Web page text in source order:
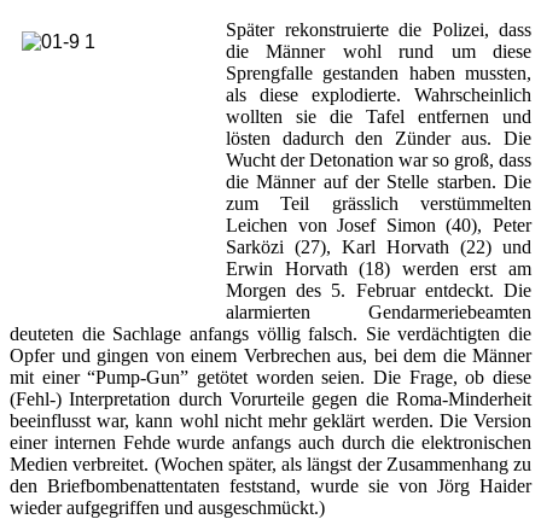
Später rekonstruierte die Polizei, dass
die Männer wohl rund um diese
Sprengfalle gestanden haben mussten,
als diese explodierte. Wahrscheinlich
wollten sie die Tafel entfernen und
lösten dadurch den Zünder aus. Die
Wucht der Detonation war so groß, dass
die Männer auf der Stelle starben. Die
zum Teil grässlich verstümmelten
Leichen von Josef Simon (40), Peter
Sarközi (27), Karl Horvath (22) und
Erwin Horvath (18) werden erst am
Morgen des 5. Februar entdeckt. Die
alarmierten Gendarmeriebeamten
deuteten die Sachlage anfangs völlig falsch. Sie verdächtigten die
Opfer und gingen von einem Verbrechen aus, bei dem die Männer
mit einer “Pump-Gun” getötet worden seien. Die Frage, ob diese
(Fehl-) Interpretation durch Vorurteile gegen die Roma-Minderheit
beeinflusst war, kann wohl nicht mehr geklärt werden. Die Version
einer internen Fehde wurde anfangs auch durch die elektronischen
Medien verbreitet. (Wochen später, als längst der Zusammenhang zu
den Briefbombenattentaten feststand, wurde sie von Jörg Haider
wieder aufgegriffen und ausgeschmückt.)